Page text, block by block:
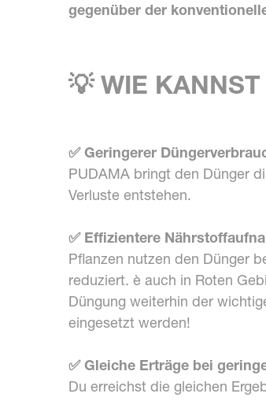
gegenüber der
💡 WIE
✅ Geringerer
PUDAMA bringt den Dünger
Verluste entstehen.
✅ Effizientere
Pflanzen nutzen den Dünger
reduziert. è auch in Roten
Düngung weiterhin der
eingesetzt werden!
✅ Gleiche Erträge bei
Du erreichst die gleichen